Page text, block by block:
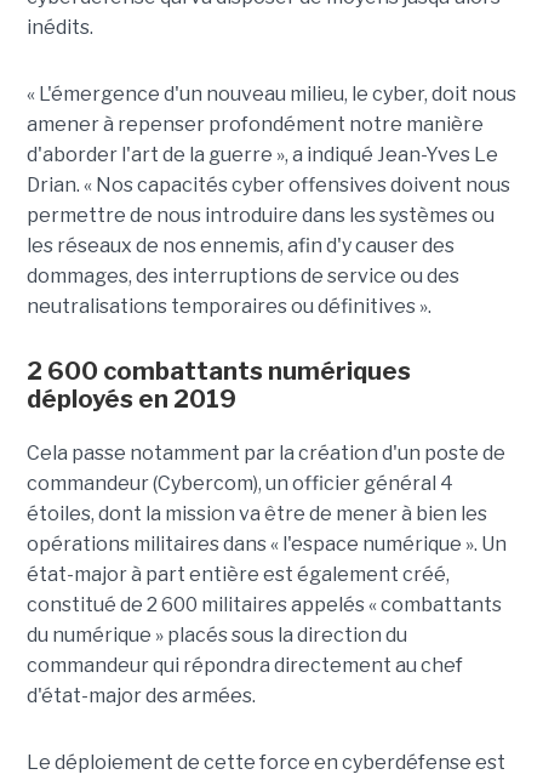
inédits.
« L'émergence d'un nouveau milieu, le cyber, doit nous
amener à repenser profondément notre manière
d'aborder l'art de la guerre », a indiqué Jean-Yves Le
Drian. « Nos capacités cyber offensives doivent nous
permettre de nous introduire dans les systèmes ou
les réseaux de nos ennemis, afin d'y causer des
dommages, des interruptions de service ou des
neutralisations temporaires ou définitives ».
2 600 combattants numériques
déployés en 2019
Cela passe notamment par la création d'un poste de
commandeur (Cybercom), un officier général 4
étoiles, dont la mission va être de mener à bien les
opérations militaires dans « l'espace numérique ». Un
état-major à part entière est également créé,
constitué de 2 600 militaires appelés « combattants
du numérique » placés sous la direction du
commandeur qui répondra directement au chef
d'état-major des armées.
Le déploiement de cette force en cyberdéfense est